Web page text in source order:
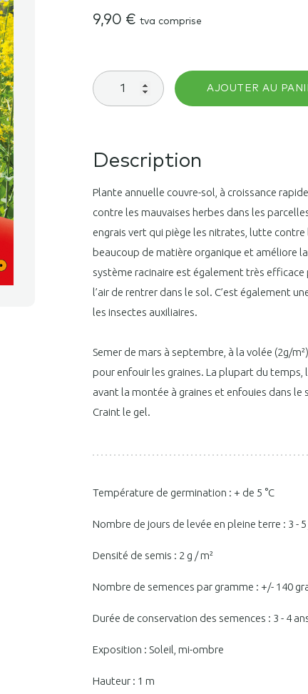
9,90 € tva comprise
quantité
de
Moutarde
m²
AJOUTER AU
Description
Plante annuelle couvre-sol, à croissance
contre les mauvaises herbes dans les
engrais vert qui piège les nitrates, lutte
beaucoup de matière organique et améliore
système racinaire est également très efficace
l’air de rentrer dans le sol. C’est également
les insectes auxiliaires.
Semer de mars à septembre, à la volée (2g/
pour enfouir les graines. La plupart du
avant la montée à graines et enfouies dans le
Craint le gel.
Température de germination : + de 5 °C
Nombre de jours de levée en pleine terre : 3 -
Densité de semis : 2 g / m²
Nombre de semences par gramme : +/- 140
Durée de conservation des semences : 3 - 4
Exposition : Soleil, mi-ombre
Hauteur : 1 m